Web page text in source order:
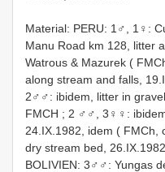
Material: PERU: 1♂, 1♀:
Manu Road km 128, litter
Watrous & Mazurek (
along stream and falls,
2♂♂: ibidem, litter in
FMCH ; 2 ♂♂, 3♀♀:
24.IX.1982, idem ( FMCh,
dry stream bed,
BOLIVIEN: 3♂♂: Yungas